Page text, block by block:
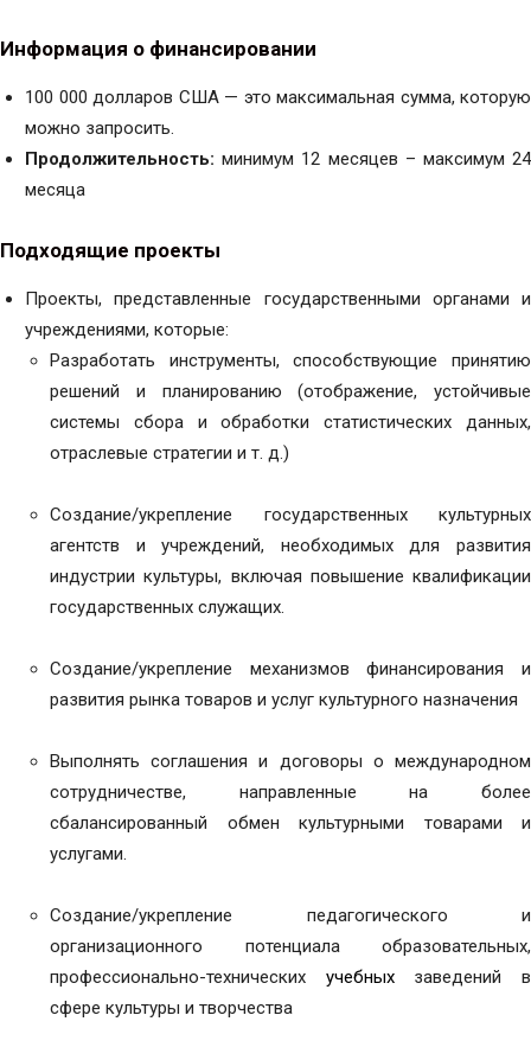
Информация о финансировании
100 000 долларов США — это максимальная сумма, которую
можно запросить.
Продолжительность: минимум 12 месяцев – максимум 24
месяца
Подходящие проекты
Проекты, представленные государственными органами и
учреждениями, которые:
Разработать инструменты, способствующие принятию
решений и планированию (отображение, устойчивые
системы сбора и обработки статистических данных,
отраслевые стратегии и т. д.)
Создание/укрепление государственных культурных
агентств и учреждений, необходимых для развития
индустрии культуры, включая повышение квалификации
государственных служащих.
Создание/укрепление механизмов финансирования и
развития рынка товаров и услуг культурного назначения
Выполнять соглашения и договоры о международном
сотрудничестве, направленные на более
сбалансированный обмен культурными товарами и
услугами.
Создание/укрепление педагогического и
организационного потенциала образовательных,
профессионально-технических учебныхзаведений в
сфере культуры и творчества